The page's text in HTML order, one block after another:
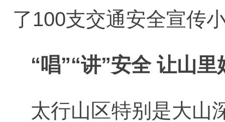
了100支交通安全宣传
“唱”“讲”安全 让山
太行山区特别是大山